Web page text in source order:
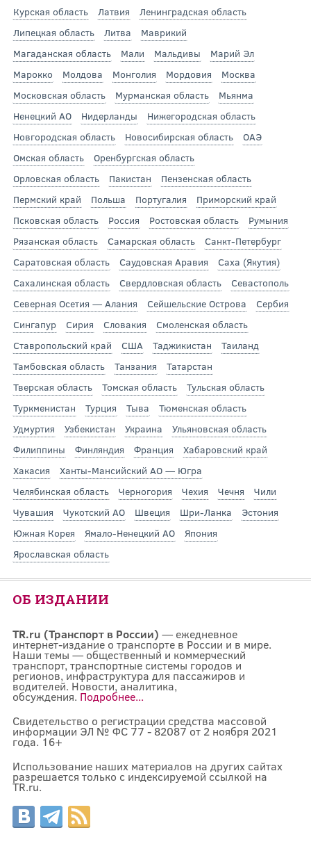
Курская область
Латвия
Ленинградская область
Липецкая область
Литва
Маврикий
Магаданская область
Мали Мальдивы
Марий Эл
Марокко
Молдова Монголия Мордовия
Москва
Московская область
Мурманская область
Мьянма
Ненецкий АО
Нидерланды
Нижегородская область
Новгородская область
Новосибирская область
ОАЭ
Омская область
Оренбургская область
Орловская область
Пакистан
Пензенская область
Пермский край
Польша Португалия
Приморский край
Псковская область
Россия Ростовская область
Румыния
Рязанская область
Самарская область
Санкт-Петербург
Саратовская область
Саудовская Аравия
Саха (Якутия)
Сахалинская область
Свердловская область
Севастополь
Северная Осетия — Алания
Сейшельские Острова
Сербия
Сингапур
Сирия Словакия
Смоленская область
Ставропольский край
США Таджикистан
Таиланд
Тамбовская область
Танзания
Татарстан
Тверская область
Томская область
Тульская область
Туркменистан
Турция Тыва
Тюменская область
Удмуртия
Узбекистан Украина
Ульяновская область
Филиппины
Финляндия Франция
Хабаровский край
Хакасия
Ханты-Мансийский АО — Югра
Челябинская область
Черногория Чехия Чечня
Чили
Чувашия
Чукотский АО Швеция Шри-Ланка
Эстония
Южная Корея
Ямало-Ненецкий АО
Япония
Ярославская область
ОБ ИЗДАНИИ
TR.ru (Транспорт в России) — ежедневное
интернет-издание о транспорте в России и в мире.
Наши темы — общественный и коммерческий
транспорт, транспортные системы городов и
регионов, инфраструктура для пассажиров и
водителей. Новости, аналитика,
обсуждения. Подробнее...
Свидетельство о регистрации средства массовой
информации ЭЛ № ФС 77 - 82087 от 2 ноября 2021
года. 16+
Использование наших материалов на других сайтах
разрешается только с индексируемой ссылкой на
TR.ru.